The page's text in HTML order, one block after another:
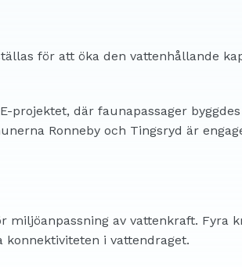
för att öka den vattenhållande
projektet, där faunapassager
Ronneby och Tingsryd är
miljöanpassning av vattenkraft. Fyra
i vattendraget.